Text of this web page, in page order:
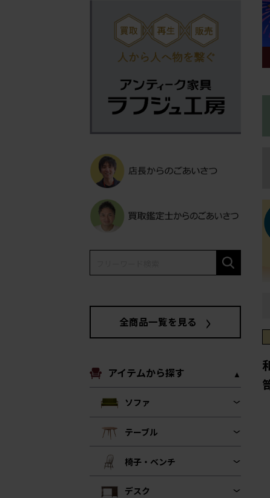
全商品一覧を見る
アイテムから探す
ソファ
テーブル
椅子・ベンチ
デスク